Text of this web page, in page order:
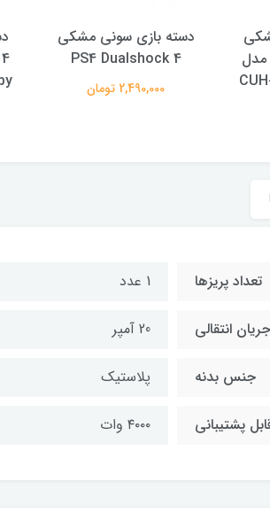
PS4 Dualshock 4 مدل
دسته بازی سونی مشکی
PS4 Dualshock 4
2,490,000 تومان
تعداد پریزها 1 عدد
انتقالی 20 آمپر
جنس بدنه پلاستیک
پشتیبانی ۴۰۰۰ وات